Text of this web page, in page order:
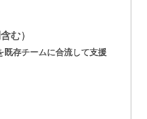
む）
既存チームに合流して支援